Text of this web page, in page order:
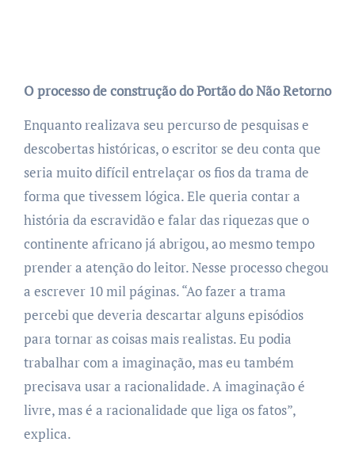
O processo de construção do Portão do Não Retorno
Enquanto realizava seu percurso de pesquisas e
descobertas históricas, o escritor se deu conta que
seria muito difícil entrelaçar os fios da trama de
forma que tivessem lógica. Ele queria contar a
história da escravidão e falar das riquezas que o
continente africano já abrigou, ao mesmo tempo
prender a atenção do leitor. Nesse processo chegou
a escrever 10 mil páginas. “Ao fazer a trama
percebi que deveria descartar alguns episódios
para tornar as coisas mais realistas. Eu podia
trabalhar com a imaginação, mas eu também
precisava usar a racionalidade. A imaginação é
livre, mas é a racionalidade que liga os fatos”,
explica.